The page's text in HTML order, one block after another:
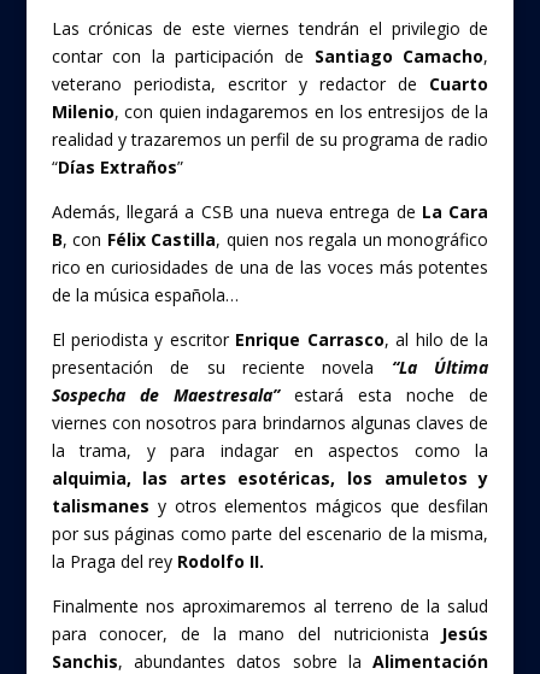
o
o
k
Las crónicas de este viernes tendrán el privilegio de
contar con la participación de Santiago Camacho,
veterano periodista, escritor y redactor de Cuarto
Milenio, con quien indagaremos en los entresijos de la
realidad y trazaremos un perfil de su programa de radio
“Días Extraños”
Además, llegará a CSB una nueva entrega de La Cara
B, con Félix Castilla, quien nos regala un monográfico
rico en curiosidades de una de las voces más potentes
de la música española…
El periodista y escritor Enrique Carrasco, al hilo de la
presentación de su reciente novela “La Última
Sospecha de Maestresala” estará esta noche de
viernes con nosotros para brindarnos algunas claves de
la trama, y para indagar en aspectos como la
alquimia, las artes esotéricas, los amuletos y
talismanes y otros elementos mágicos que desfilan
por sus páginas como parte del escenario de la misma,
la Praga del rey Rodolfo II.
Finalmente nos aproximaremos al terreno de la salud
para conocer, de la mano del nutricionista Jesús
Sanchis, abundantes datos sobre laAlimentación